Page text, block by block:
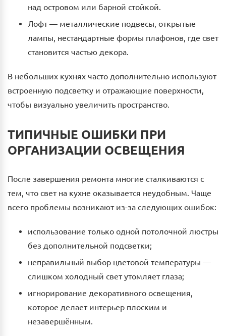
над островом или барной стойкой.
Лофт — металлические подвесы, открытые
лампы, нестандартные формы плафонов, где свет
становится частью декора.
В небольших кухнях часто дополнительно используют
встроенную подсветку и отражающие поверхности,
чтобы визуально увеличить пространство.
ТИПИЧНЫЕ ОШИБКИ ПРИ
ОРГАНИЗАЦИИ ОСВЕЩЕНИЯ
После завершения ремонта многие сталкиваются с
тем, что свет на кухне оказывается неудобным. Чаще
всего проблемы возникают из-за следующих ошибок:
использование только одной потолочной люстры
без дополнительной подсветки;
неправильный выбор цветовой температуры —
слишком холодный свет утомляет глаза;
игнорирование декоративного освещения,
которое делает интерьер плоским и
незавершённым.